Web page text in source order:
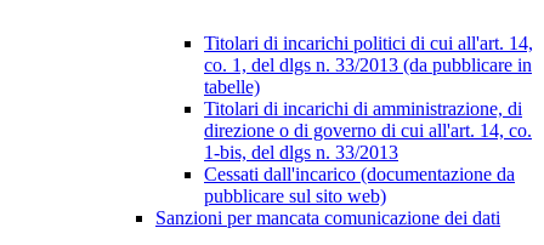
Titolari di incarichi politici di cui all'art. 14,
co. 1, del dlgs n. 33/2013 (da pubblicare in
tabelle)
Titolari di incarichi di amministrazione, di
direzione o di governo di cui all'art. 14, co.
1-bis, del dlgs n. 33/2013
Cessati dall'incarico (documentazione da
pubblicare sul sito web)
Sanzioni per mancata comunicazione dei dati